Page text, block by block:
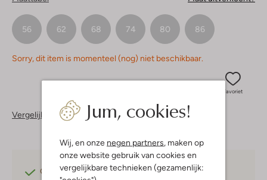
Jum, cookies!
Wij, en onze negen partners, maken op
onze website gebruik van cookies en
vergelijkbare technieken (gezamenlijk:
56 62 68 74 80 86
Sorry, dit item is momenteel (nog) niet beschikbaar.
Favoriet
Vergelijkbare items
Gratis verzendingvanaf €75,-